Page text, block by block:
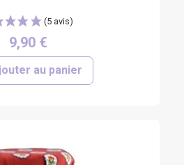
9,90 €
au panier